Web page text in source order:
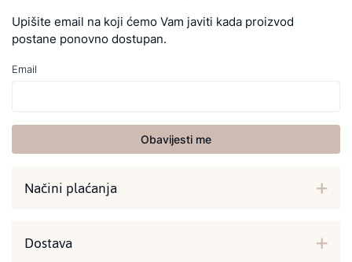
Upišite email na koji ćemo Vam javiti kada proizvod
postane ponovno dostupan.
Email
Obavijesti me
Načini plaćanja
Dostava